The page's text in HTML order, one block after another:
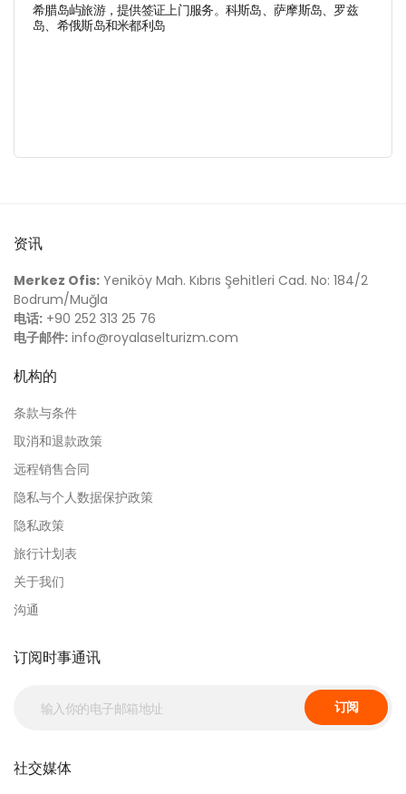
希腊岛屿旅游，提供签证上门服务。科斯岛、萨摩斯岛、罗兹
岛、希俄斯岛和米都利岛
资讯
Merkez Ofis: Yeniköy Mah. Kıbrıs Şehitleri Cad. No: 184/2
Bodrum/Muğla
电话: +90 252 313 25 76
电子邮件: info@royalaselturizm.com
机构的
条款与条件
取消和退款政策
远程销售合同
隐私与个人数据保护政策
隐私政策
旅行计划表
关于我们
沟通
订阅时事通讯
订阅
社交媒体